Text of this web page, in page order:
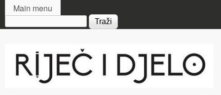
MAIN MENU
Main menu
Search form
i djelo